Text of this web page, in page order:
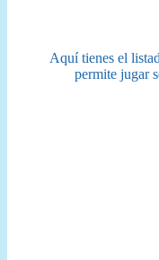
Aquí tienes el
permite jugar